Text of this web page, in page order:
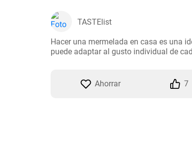
TASTElist
Hacer una mermelada en casa es una
puede adaptar al gusto individual de
Ahorrar 7